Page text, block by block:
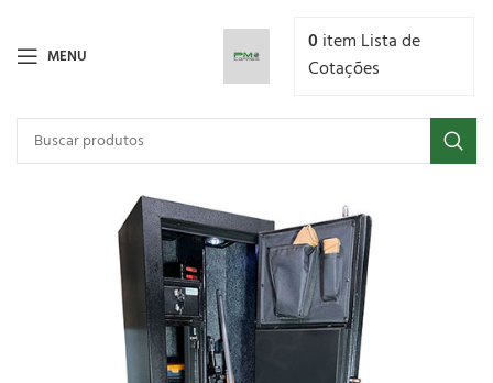
MENU 0 item Lista de
Cotações